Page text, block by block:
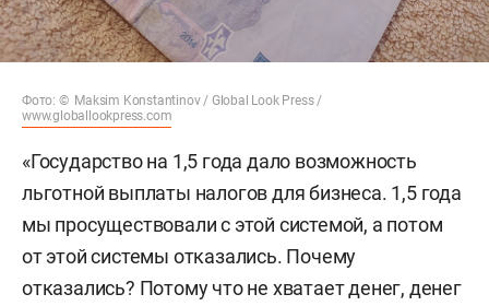
Фото: © Maksim Konstantinov / Global Look Press /
www.globallookpress.com
«Государство на 1,5 года дало возможность
льготной выплаты налогов для бизнеса. 1,5 года
мы просуществовали с этой системой, а потом
от этой системы отказались. Почему
отказались? Потому что не хватает денег, денег